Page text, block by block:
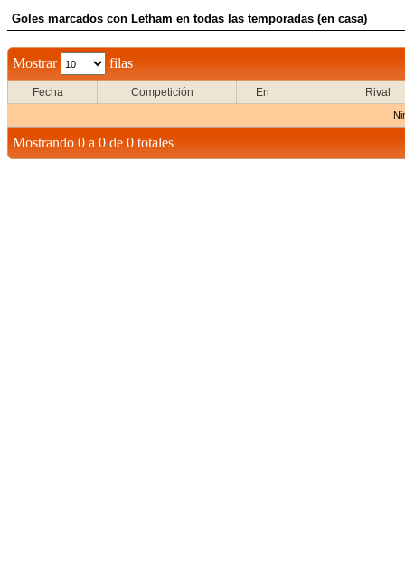
Goles marcados con Letham en todas las temporadas (en casa)
Mostrar filas
Fecha Competición En Rival
Mostrando 0 a 0 de 0 totales